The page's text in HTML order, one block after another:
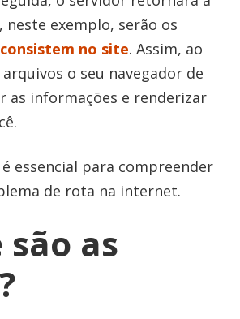
neste exemplo, serão os
no site. Assim, ao
o seu navegador de
as informações e renderizar
essencial para compreender
de rota na internet.
são as